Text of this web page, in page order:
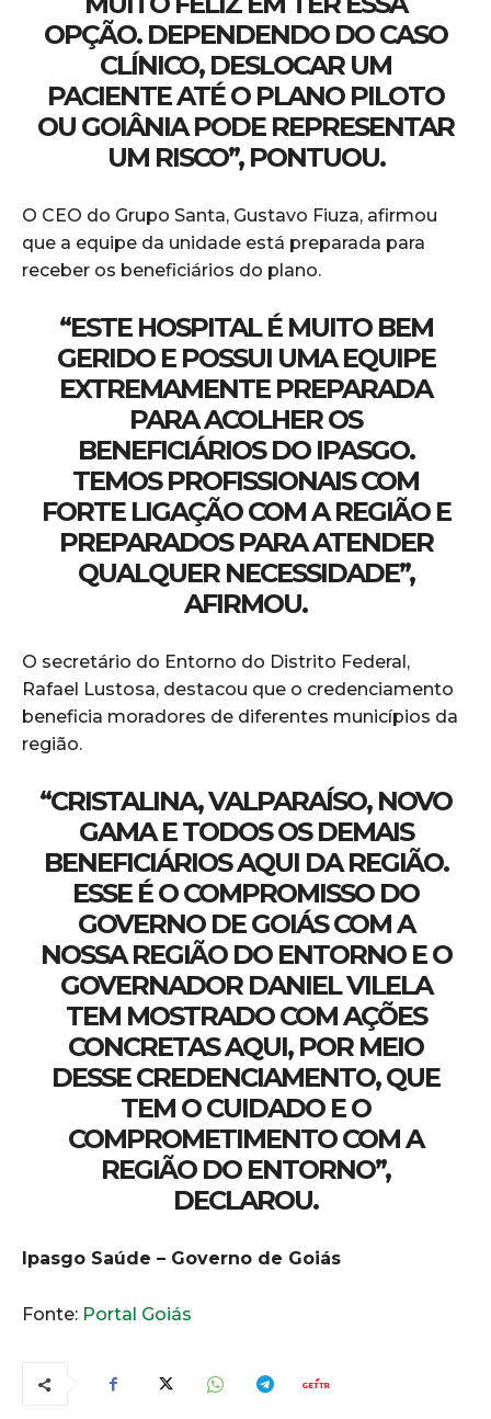
OPÇÃO. DEPENDENDO DO CASO
CLÍNICO, DESLOCAR UM
PACIENTE ATÉ O PLANO PILOTO
OU GOIÂNIA PODE REPRESENTAR
UM RISCO”, PONTUOU.
O CEO do Grupo Santa, Gustavo Fiuza, afirmou
que a equipe da unidade está preparada para
receber os beneficiários do plano.
“ESTE HOSPITAL É MUITO BEM
GERIDO E POSSUI UMA EQUIPE
EXTREMAMENTE PREPARADA
PARA ACOLHER OS
BENEFICIÁRIOS DO IPASGO.
TEMOS PROFISSIONAIS COM
FORTE LIGAÇÃO COM A REGIÃO E
PREPARADOS PARA ATENDER
QUALQUER NECESSIDADE”,
AFIRMOU.
O secretário do Entorno do Distrito Federal,
Rafael Lustosa, destacou que o credenciamento
beneficia moradores de diferentes municípios da
região.
“CRISTALINA, VALPARAÍSO, NOVO
GAMA E TODOS OS DEMAIS
BENEFICIÁRIOS AQUI DA REGIÃO.
ESSE É O COMPROMISSO DO
GOVERNO DE GOIÁS COM A
NOSSA REGIÃO DO ENTORNO E O
GOVERNADOR DANIEL VILELA
TEM MOSTRADO COM AÇÕES
CONCRETAS AQUI, POR MEIO
DESSE CREDENCIAMENTO, QUE
TEM O CUIDADO E O
COMPROMETIMENTO COM A
REGIÃO DO ENTORNO”,
DECLAROU.
Ipasgo Saúde – Governo de Goiás
Fonte: Portal Goiás